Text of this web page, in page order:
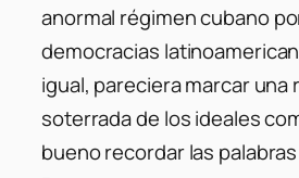
anormal régimen cubano
democracias
igual, pareciera marcar una
soterrada de los ideales
bueno recordar las